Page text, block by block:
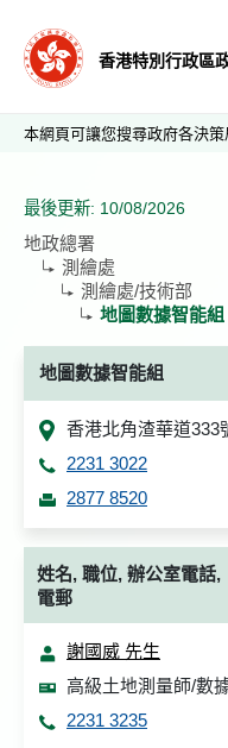
香港特別行政區
本網頁可讓您搜尋政府各決
最後更新: 10/08/2026
地政總署
測繪處
測繪處/技術部
地圖數據智能組
地圖數據智能組
香港北角渣華道333
2231 3022
2877 8520
姓名, 職位, 辦公室電話,
電郵
謝國威 先生
高級土地測量師/數
2231 3235